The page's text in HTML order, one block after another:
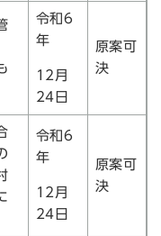
令和6
年
12月
24日
原案可
決
令和6
年
12月
24日
原案可
決